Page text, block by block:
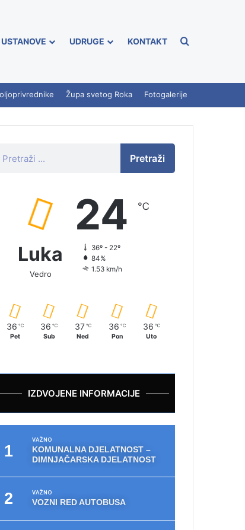
USTANOVE UDRUGE KONTAKT
Župa svetog Roka Fotogalerije
Pretraži
Luka
Vedro
24 ℃
36º - 22º
84%
1.53 km/h
36 ℃
Pet
36 ℃
Sub
37 ℃
Ned
36 ℃
Pon
36 ℃
Uto
IZDVOJENE INFORMACIJE
VAŽNO
KOMUNALNA DJELATNOST –
DIMNJAČARSKA DJELATNOST
VAŽNO
VOZNI RED AUTOBUSA